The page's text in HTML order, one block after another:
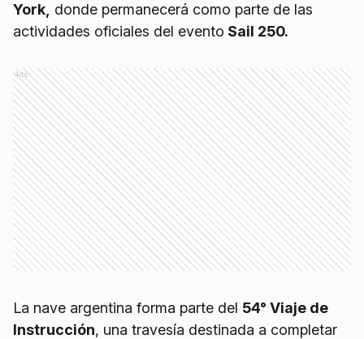
York, donde permanecerá como parte de las
actividades oficiales del evento Sail 250.
Ads
La nave argentina forma parte del 54° Viaje de
Instrucción, una travesía destinada a completar